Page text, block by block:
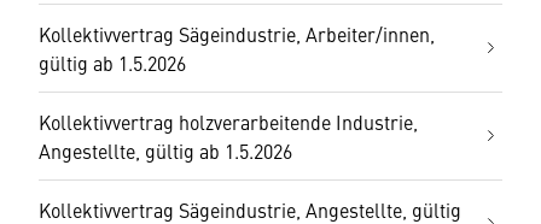
Kollektivvertrag Sägeindustrie, Arbeiter/innen,
gültig ab 1.5.2026
Kollektivvertrag holzverarbeitende Industrie,
Angestellte, gültig ab 1.5.2026
Kollektivvertrag Sägeindustrie, Angestellte, gültig